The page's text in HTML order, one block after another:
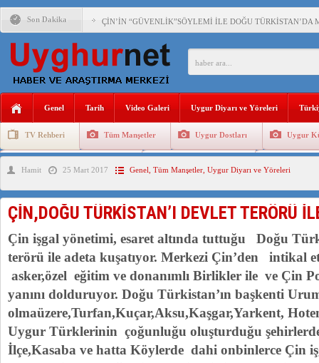
Son Dakika ÇİN’İN “GÜVENLİK”SÖYLEMİ İLE DOĞU TÜRKİSTAN’DA
PAKİSTAN,AFGANİSTAN’DA YAŞAYAN UYGURLARA
ANAHTAR PARTİ GENEL BAŞKANI AĞIRALİOĞLU :
ÇİN’İN DOĞU TÜRKİSTAN’DAKİ UYGULAMALARI
150 YILDIR KAYNAYAN YARAMIZ : ÇİN İŞGALİNDEKİ
ÇİN’İN UYGUR POLİTİKALARINI ÖVEN DİYANET
MHP’DEN URUMÇİ KATLİAMI MESAJİ : 05.07.2009
Genel Tarih Video Galeri Uygur Diyarı ve Yöreleri
TV Rehberi Tüm Manşetler Uygur Dostları Uygur
Uygurlarda Düğün ve Cenaze
Hamit 25 Mart 2017 Genel Tüm Manşetler Uygur Diyarı ve Yöreleri
ÇİN,DOĞU TÜRKİSTAN’I DEVLET TERÖRÜ
Çin işgal yönetimi, esaret altında tuttuğu Doğu
terörü ile adeta kuşatıyor. Merkezi Çin’den intikal
asker,özel eğitim ve donanımlı Birlikler ile ve Çin
yanını dolduruyor. Doğu Türkistan’ın başkenti
olmaüzere,Turfan,Kuçar,Aksu,Kaşgar,Yarkent,
Uygur Türklerinin çoğunluğu oluşturduğu
İlçe,Kasaba ve hatta Köylerde dahi onbinlerce Çin